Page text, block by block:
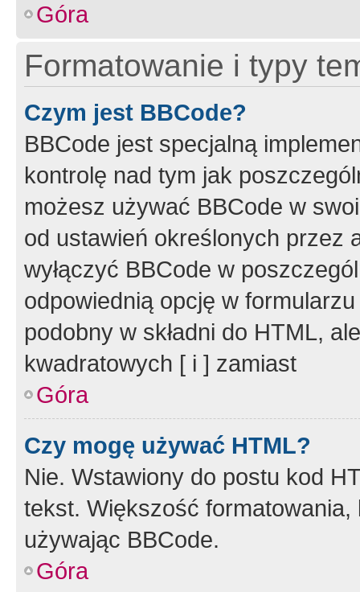
Góra
Formatowanie i typy
Czym jest BBCode?
BBCode jest specjalną
kontrolę nad tym jak
możesz używać BBCode w
od ustawień określonych przez
wyłączyć BBCode w
odpowiednią opcję w
podobny w składni do HTML,
kwadratowych [ i ] zamiast
Góra
Czy mogę używać HTML?
Nie. Wstawiony do postu kod
tekst. Większość
używając BBCode.
Góra